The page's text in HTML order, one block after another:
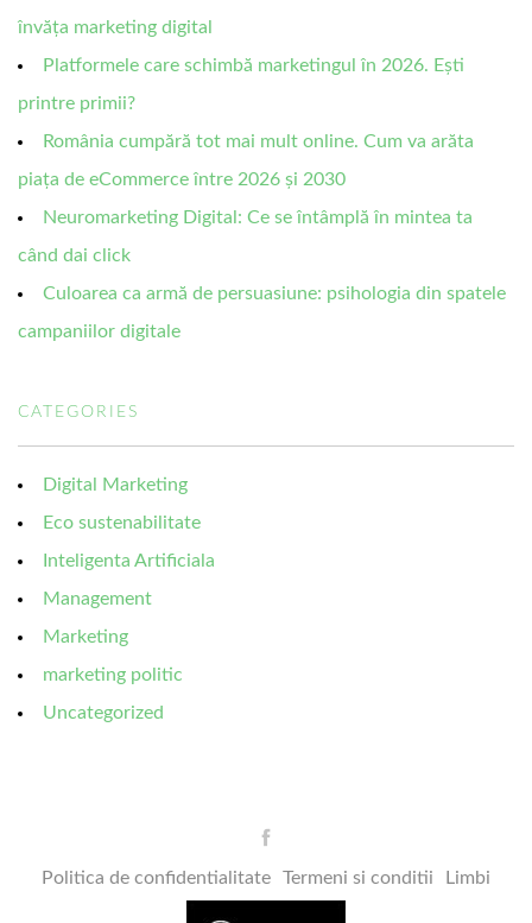
învăța marketing digital
Platformele care schimbă marketingul în 2026. Ești
printre primii?
România cumpără tot mai mult online. Cum va arăta
piața de eCommerce între 2026 și 2030
Neuromarketing Digital: Ce se întâmplă în mintea ta
când dai click
Culoarea ca armă de persuasiune: psihologia din spatele
campaniilor digitale
CATEGORIES
Digital Marketing
Eco sustenabilitate
Inteligenta Artificiala
Management
Marketing
marketing politic
Uncategorized
Politica de confidentialitate Termeni si conditii Limbi